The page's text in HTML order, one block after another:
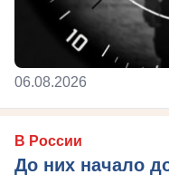
06.08.2026
В России
До них начало